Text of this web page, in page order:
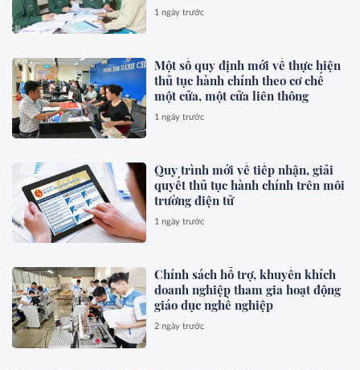
1 ngày trước
Một số quy định mới về thực hiện
thủ tục hành chính theo cơ chế
một cửa, một cửa liên thông
1 ngày trước
Quy trình mới về tiếp nhận, giải
quyết thủ tục hành chính trên môi
trường điện tử
1 ngày trước
Chính sách hỗ trợ, khuyến khích
doanh nghiệp tham gia hoạt động
giáo dục nghề nghiệp
2 ngày trước